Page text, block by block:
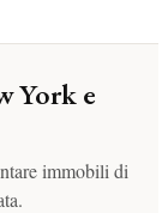
York e
immobili di